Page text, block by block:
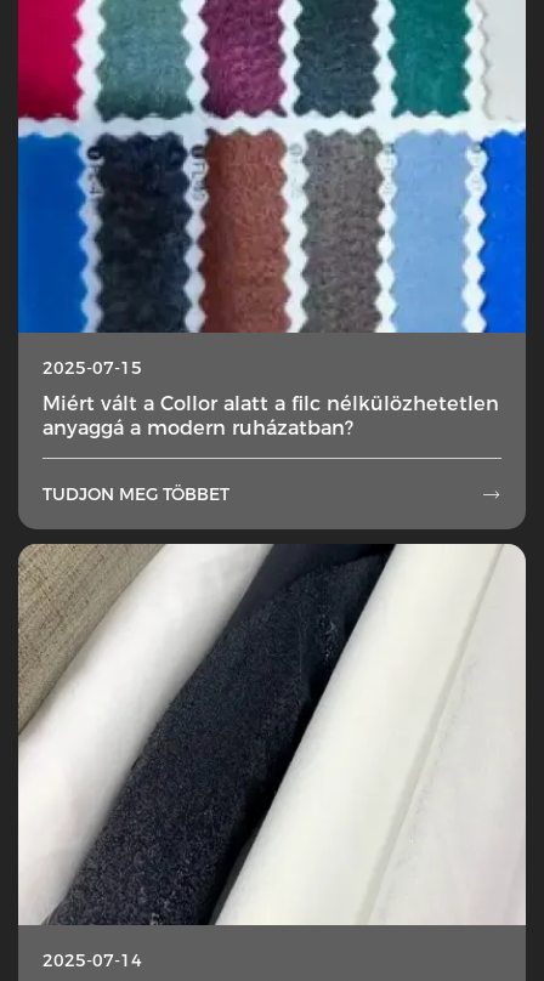
2025-07-15
Miért vált a Collor alatt a filc nélkülözhetetlen
anyaggá a modern ruházatban?
TUDJON MEG TÖBBET 
2025-07-14